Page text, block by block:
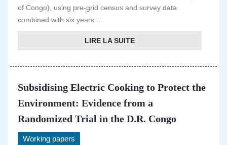
of Congo), using pre-grid census and survey data
combined with six years...
LIRE LA SUITE
Subsidising Electric Cooking to Protect the
Environment: Evidence from a
Randomized Trial in the D.R. Congo
Working papers